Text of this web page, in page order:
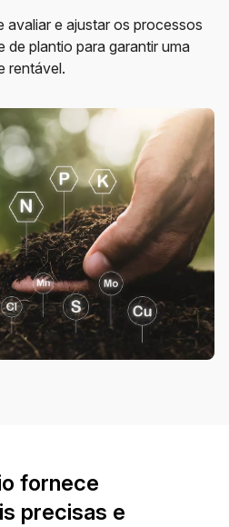
avaliar e ajustar os processos
de plantio para garantir uma
rentável.
fornece
precisas e